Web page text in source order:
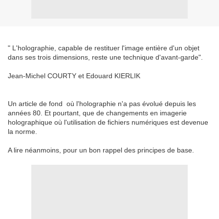
" L'holographie, capable de restituer l'image entière d'un objet
dans ses trois dimensions, reste une technique d'avant-garde".
Jean-Michel COURTY et Edouard KIERLIK
Un article de fond où l'holographie n'a pas évolué depuis les
années 80. Et pourtant, que de changements en imagerie
holographique où l'utilisation de fichiers numériques est devenue
la norme.
A lire néanmoins, pour un bon rappel des principes de base.